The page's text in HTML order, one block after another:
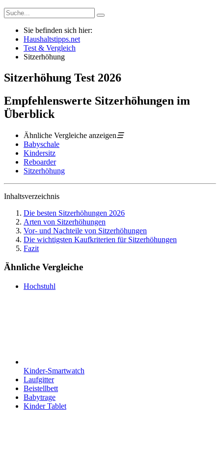
Sie befinden sich hier:
Haushaltstipps.net
Test & Vergleich
Sitzerhöhung
Sitzerhöhung Test 2026
Empfehlenswerte Sitzerhöhungen im
Überblick
Ähnliche Vergleiche anzeigen☰
Babyschale
Kindersitz
Reboarder
Sitzerhöhung
Inhaltsverzeichnis
Die besten Sitzerhöhungen 2026
Arten von Sitzerhöhungen
Vor- und Nachteile von Sitzerhöhungen
Die wichtigsten Kaufkriterien für Sitzerhöhungen
Fazit
Ähnliche Vergleiche
Hochstuhl
Kinder-Smartwatch
Laufgitter
Beistellbett
Babytrage
Kinder Tablet